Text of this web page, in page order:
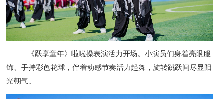
《跃享童年》啦啦操表演活力开场。小演员们身着亮眼服
饰、手持彩色花球，伴着动感节奏活力起舞，旋转跳跃间尽显阳
光朝气。